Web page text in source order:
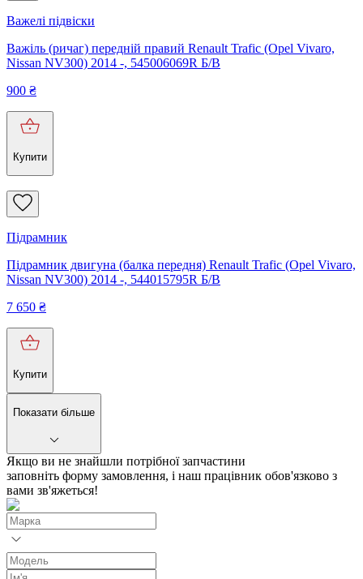
Важелі підвіски
Важіль (ричаг) передній правий Renault Trafic (Opel Vivaro,
Nissan NV300) 2014 -, 545006069R Б/В
900 ₴
Купити
Підрамник
Підрамник двигуна (балка передня) Renault Trafic (Opel Vivaro,
Nissan NV300) 2014 -, 544015795R Б/В
7 650 ₴
Купити
Показати більше
Якщо ви не знайшли потрібної запчастини
заповніть форму замовлення, і наш працівник обов'язково з
вами зв'яжеться!